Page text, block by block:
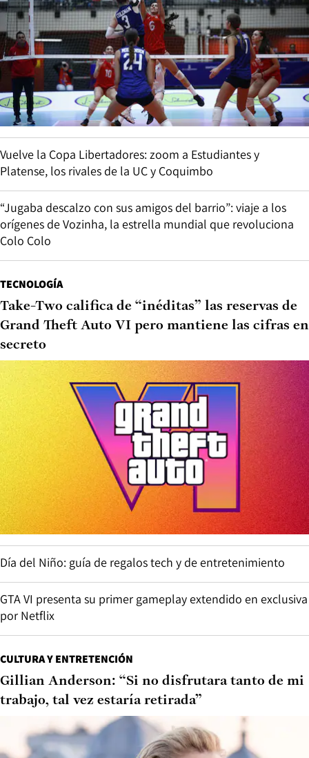
Vuelve la Copa Libertadores: zoom a Estudiantes y
Platense, los rivales de la UC y Coquimbo
“Jugaba descalzo con sus amigos del barrio”: viaje a los
orígenes de Vozinha, la estrella mundial que revoluciona
Colo Colo
TECNOLOGÍA
Take-Two califica de “inéditas” las reservas de
Grand Theft Auto VI pero mantiene las cifras en
secreto
Día del Niño: guía de regalos tech y de entretenimiento
GTA VI presenta su primer gameplay extendido en exclusiva
por Netflix
CULTURA Y ENTRETENCIÓN
Gillian Anderson: “Si no disfrutara tanto de mi
trabajo, tal vez estaría retirada”